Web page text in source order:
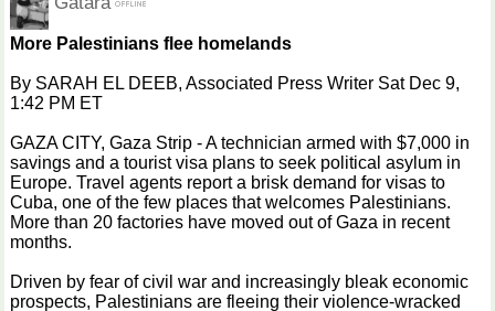
More Palestinians flee homelands
By SARAH EL DEEB, Associated Press Writer Sat Dec 9,
1:42 PM ET
GAZA CITY, Gaza Strip - A technician armed with $7,000 in
savings and a tourist visa plans to seek political asylum in
Europe. Travel agents report a brisk demand for visas to
Cuba, one of the few places that welcomes Palestinians.
More than 20 factories have moved out of Gaza in recent
months.
Driven by fear of civil war and increasingly bleak economic
prospects, Palestinians are fleeing their violence-wracked